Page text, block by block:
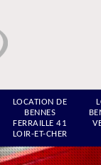
LOCATION DE
BENNES
FERRAILLE 41
LOIR-ET-CHER